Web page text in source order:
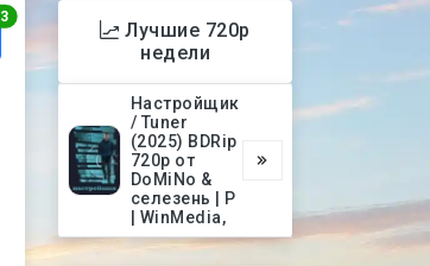
3Рейтинг
Лучшие 720p
недели
Настройщик
/ Tuner
(2025) BDRip
720p от
DoMiNo &
селезень | P
| WinMedia,